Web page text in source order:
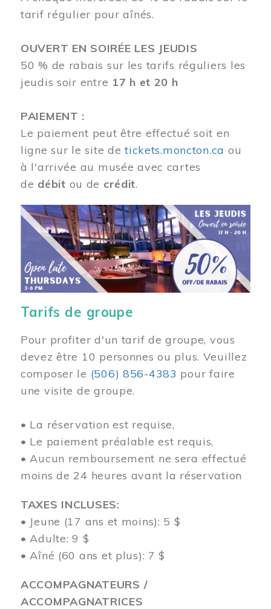
tarif régulier pour aînés.
OUVERT EN SOIRÉE LES JEUDIS
50 % de rabais sur les tarifs réguliers les
jeudis soir entre 17 h et 20 h
PAIEMENT :
Le paiement peut être effectué soit en
ligne sur le site detickets.moncton.ca ou
à l'arrivée au musée avec cartes
de débit ou de crédit.
Image
Tarifs de groupe
Pour profiter d'un tarif de groupe, vous
devez être 10 personnes ou plus. Veuillez
composer le (506) 856-4383 pour faire
une visite de groupe.
• La réservation est requise,
• Le paiement préalable est requis,
• Aucun remboursement ne sera effectué
moins de 24 heures avant la réservation
TAXES INCLUSES:
• Jeune (17 ans et moins): 5 $
• Adulte: 9 $
• Aîné (60 ans et plus): 7 $
ACCOMPAGNATEURS /
ACCOMPAGNATRICES